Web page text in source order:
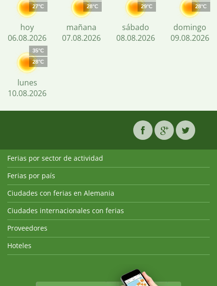
27°C
hoy
06.08.2026
28°C
mañana
07.08.2026
29°C
sábado
08.08.2026
28°C
domingo
09.08.2026
35°C
28°C
lunes
10.08.2026
Ferias por sector de actividad
Ferias por país
Ciudades con ferias en Alemania
Ciudades internacionales con ferias
Proveedores
Hoteles